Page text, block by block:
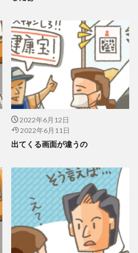
2022年6月12日
2022年6月11日
出てくる画面が違うの